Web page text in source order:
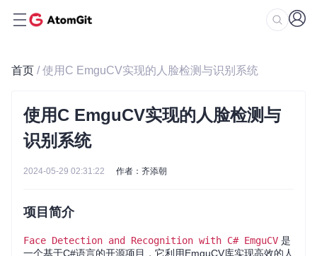
首页 / 使用C EmguCV实现的人脸检测与识别系统
使用C EmguCV实现的人脸检测与
识别系统
2024-05-29 02:31:22 作者：齐添朝
项目简介
Face Detection and Recognition with C# EmguCV 是
一个基于C#语言的开源项目，它利用EmguCV库实现高效的人